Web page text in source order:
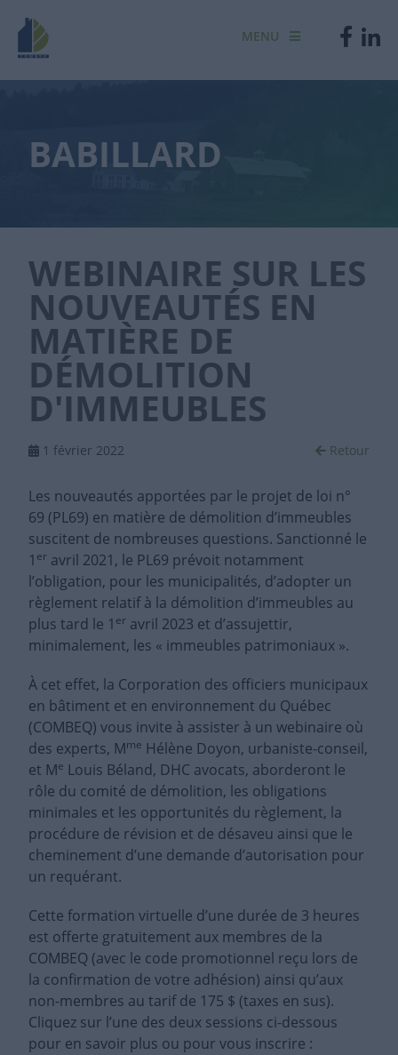
MENU
BABILLARD
WEBINAIRE SUR LES
NOUVEAUTÉS EN
MATIÈRE DE
DÉMOLITION
D'IMMEUBLES
1 février 2022 Retour
Les nouveautés apportées par le projet de loi n°
69 (PL69) en matière de démolition d’immeubles
suscitent de nombreuses questions. Sanctionné le
1 er avril 2021, le PL69 prévoit notamment
l’obligation, pour les municipalités, d’adopter un
règlement relatif à la démolition d’immeubles au
plus tard le 1 er avril 2023 et d’assujettir,
minimalement, les « immeubles patrimoniaux ».
À cet effet, la Corporation des officiers municipaux
en bâtiment et en environnement du Québec
(COMBEQ) vous invite à assister à un webinaire où
des experts, Mme Hélène Doyon, urbaniste-conseil,
et Me Louis Béland, DHC avocats, aborderont le
rôle du comité de démolition, les obligations
minimales et les opportunités du règlement, la
procédure de révision et de désaveu ainsi que le
cheminement d’une demande d’autorisation pour
un requérant.
Cette formation virtuelle d’une durée de 3 heures
est offerte gratuitement aux membres de la
COMBEQ (avec le code promotionnel reçu lors de
la confirmation de votre adhésion) ainsi qu’aux
non-membres au tarif de 175 $ (taxes en sus).
Cliquez sur l’une des deux sessions ci-dessous
pour en savoir plus ou pour vous inscrire :